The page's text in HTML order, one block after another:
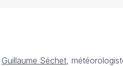
Guillaume Séchet ,